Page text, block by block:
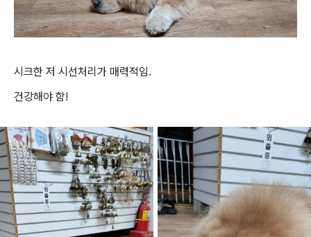
시크한 저 시선처리가 매력적임.
건강해야 함!